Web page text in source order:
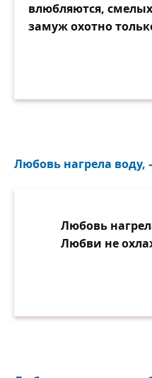
влюбляются,
замуж охотно
Любовь нагрела
Любовь
Любви не